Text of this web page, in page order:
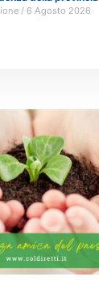
6 Agosto 2026